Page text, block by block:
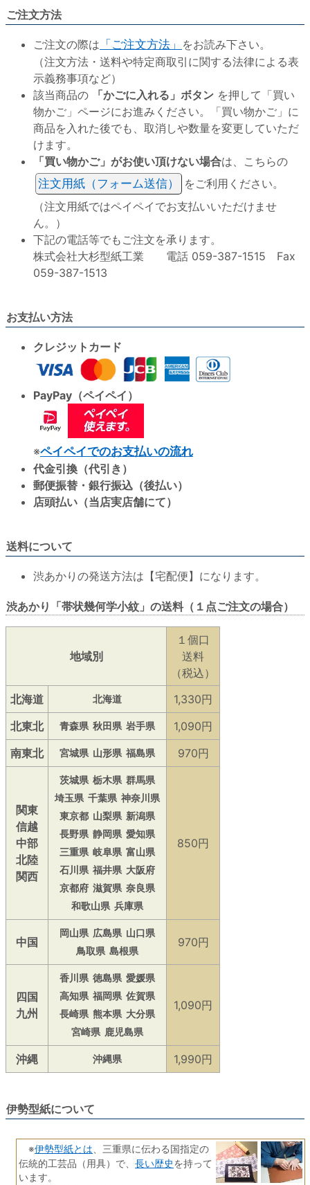
ご注文方法
ご注文の際は 「ご注文方法」 をお読み下さい。
（注文方法・送料や特定商取引に関する法律による表
示義務事項など）
該当商品の
「かごに入れる」ボタン を押して「買い
物かご」ページにお進みください。「買い物かご」に
商品を入れた後でも、取消しや数量を変更していただ
けます。
「買い物かご」がお使い頂けない場合は、こちらの
注文用紙（フォーム送信）
をご利用ください。
（注文用紙ではペイペイでお支払いいただけませ
ん。）
下記の電話等でもご注文を承ります。
株式会社大杉型紙工業 電話 059-387-1515 Fax
059-387-1513
お支払い方法
クレジットカード
PayPay（ペイペイ）
※ペイペイでのお支払いの流れ
代金引換（代引き）
郵便振替・銀行振込（後払い）
店頭払い（当店実店舗にて）
送料について
渋あかりの発送方法は【宅配便】になります。
渋あかり「帯状幾何学小紋」の送料（１点ご注文の場合）
地域別
１個口
送料
（税込）
北海道
北海道
1,330円
北東北
青森県 秋田県 岩手県
1,090円
南東北
宮城県 山形県 福島県 970円
関東
信越
中部
北陸
関西
茨城県 栃木県 群馬県
埼玉県 千葉県 神奈川県
東京都 山梨県 新潟県
長野県 静岡県 愛知県
三重県 岐阜県 富山県
石川県 福井県 大阪府
京都府 滋賀県 奈良県
和歌山県 兵庫県
850円
中国
岡山県 広島県 山口県
鳥取県 島根県
970円
四国
九州
香川県 徳島県 愛媛県
高知県 福岡県 佐賀県
長崎県 熊本県 大分県
宮崎県 鹿児島県
1,090円
沖縄 沖縄県 1,990円
伊勢型紙について
※伊勢型紙とは 、三重県に伝わる国指定の
伝統的工芸品（用具）で、 長い歴史を持って
います。